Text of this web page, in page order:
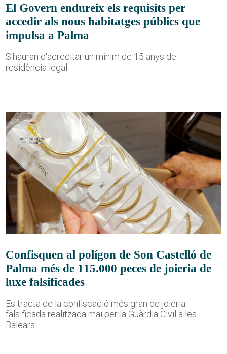
El Govern endureix els requisits per
accedir als nous habitatges públics que
impulsa a Palma
S'hauran d'acreditar un mínim de 15 anys de
residència legal
Confisquen al polígon de Son Castelló de
Palma més de 115.000 peces de joieria de
luxe falsificades
Es tracta de la confiscació més gran de joieria
falsificada realitzada mai per la Guàrdia Civil a les
Balears